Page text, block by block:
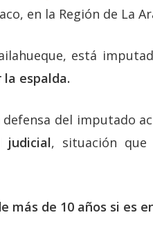
en la Región de La
está
espalda.
defensa del imputado
judicial, situación que
más de 10 años si es